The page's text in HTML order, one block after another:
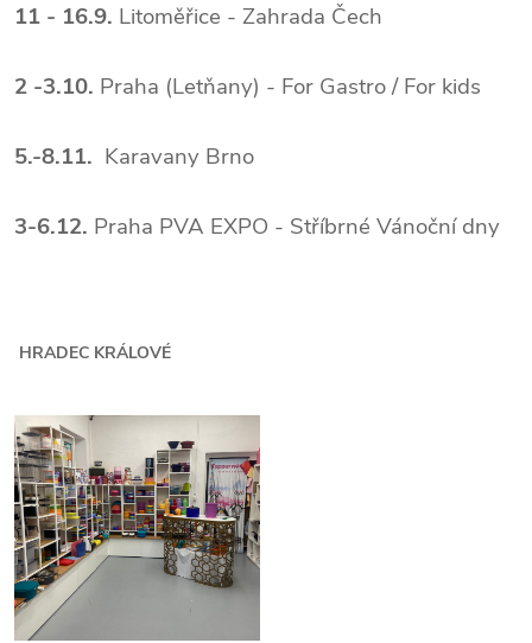
11 - 16.9. Litoměřice - Zahrada Čech
2 -3.10. Praha (Letňany) - For Gastro / For kids
5.-8.11. Karavany Brno
3-6.12. Praha PVA EXPO - Stříbrné Vánoční dny
HRADEC KRÁLOVÉ